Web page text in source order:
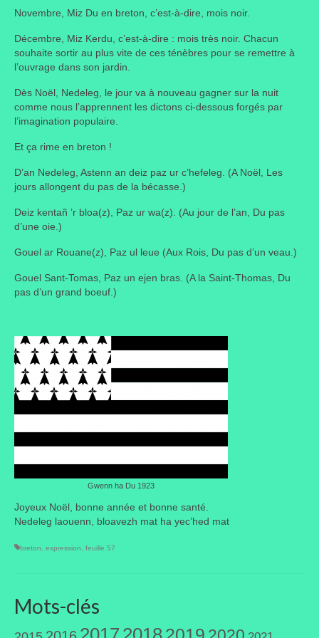
Vannerie
Bibliothèque
Nouveautés
Revues
Evénements
Amis jardiniers du Devon
Fête des plantes
Portes ouvertes
Visites de jardins
Autres
Flore et faune
Flore
Arbustes
Graminées
Vivaces
Oiseaux
Novembre, Miz Du en breton, c’est-à-dire, mois noir.
Décembre, Miz Kerdu, c’est-à-dire : mois très noir. Chacun
souhaite sortir au plus vite de ces ténèbres pour se remettre à
l’ouvrage dans son jardin.
Dès Noël, Nedeleg, le jour va à nouveau gagner sur la nuit
comme nous l’apprennent les dictons ci-dessous forgés par
l’imagination populaire.
Et ça rime en breton !
D’an Nedeleg, Astenn an deiz paz ur c’hefeleg. (A Noël, Les
jours allongent du pas de la bécasse.)
Deiz kentañ ’r bloa(z), Paz ur wa(z). (Au jour de l’an, Du pas
d’une oie.)
Gouel ar Rouane(z), Paz ul leue (Aux Rois, Du pas d’un veau.)
Gouel Sant-Tomas, Paz un ejen bras. (A la Saint-Thomas, Du
pas d’un grand boeuf.)
Gwenn ha Du 1923
Joyeux Noël, bonne année et bonne santé.
Nedeleg laouenn, bloavezh mat ha yec’hed mat
breton expression feuille 57
Mots-clés